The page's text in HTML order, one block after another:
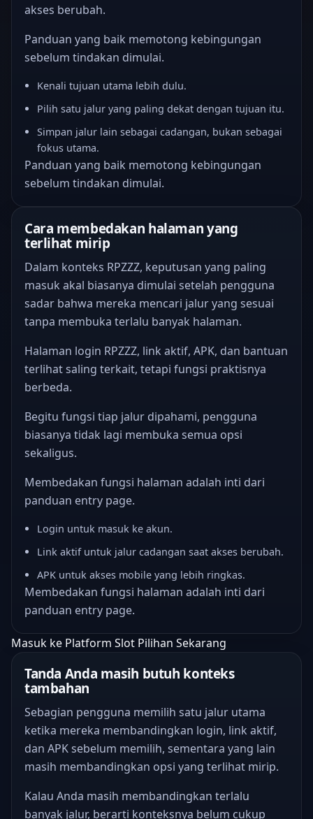
akses berubah.
Panduan yang baik memotong kebingungan
sebelum tindakan dimulai.
Kenali tujuan utama lebih dulu.
Pilih satu jalur yang paling dekat dengan tujuan itu.
Simpan jalur lain sebagai cadangan, bukan sebagai
fokus utama.
Panduan yang baik memotong kebingungan
sebelum tindakan dimulai.
Cara membedakan halaman yang
terlihat mirip
Dalam konteks RPZZZ, keputusan yang paling
masuk akal biasanya dimulai setelah pengguna
sadar bahwa mereka mencari jalur yang sesuai
tanpa membuka terlalu banyak halaman.
Halaman login RPZZZ, link aktif, APK, dan bantuan
terlihat saling terkait, tetapi fungsi praktisnya
berbeda.
Begitu fungsi tiap jalur dipahami, pengguna
biasanya tidak lagi membuka semua opsi
sekaligus.
Membedakan fungsi halaman adalah inti dari
panduan entry page.
Login untuk masuk ke akun.
Link aktif untuk jalur cadangan saat akses berubah.
APK untuk akses mobile yang lebih ringkas.
Membedakan fungsi halaman adalah inti dari
panduan entry page.
Masuk ke Platform Slot Pilihan Sekarang
Tanda Anda masih butuh konteks
tambahan
Sebagian pengguna memilih satu jalur utama
ketika mereka membandingkan login, link aktif,
dan APK sebelum memilih, sementara yang lain
masih membandingkan opsi yang terlihat mirip.
Kalau Anda masih membandingkan terlalu
banyak jalur, berarti konteksnya belum cukup